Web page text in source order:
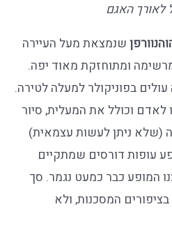
לאורך האגם
שנמצאת מעל העיירה
ומתוחזקת מאוד יפה.
בפוניקולר למעלה לטירה.
הכניסה עולה 15 יורו לאדם וכולל את המעלית, סיור
עצמה (שלא ניתן לעשות עצמאית)
עופות דורסים שמתקיים
המופע כבר כמעט נגמר. סך
המסכנות, ולא